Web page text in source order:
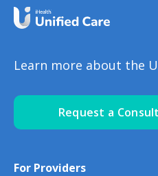
Learn more about the
Request a
For Providers